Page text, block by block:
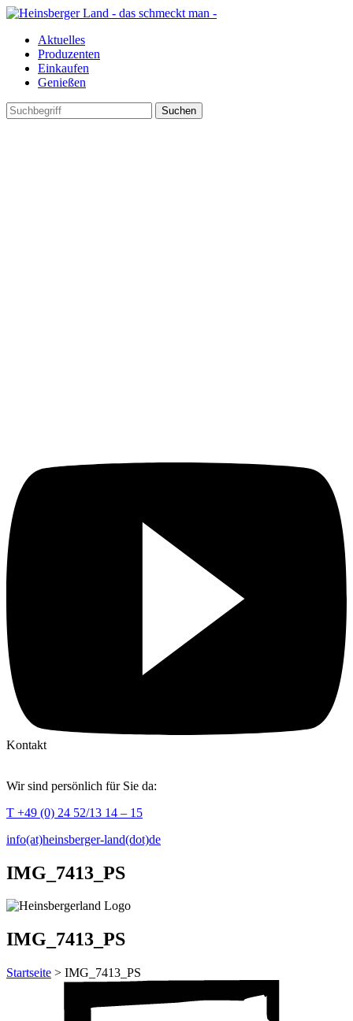
Aktuelles
Produzenten
Einkaufen
Genießen
Suchen
nach:
Kontakt
Wir sind persönlich für Sie da:
T +49 (0) 24 52/13 14 – 15
info(at)heinsberger-land(dot)de
IMG_7413_PS
IMG_7413_PS
Startseite > IMG_7413_PS